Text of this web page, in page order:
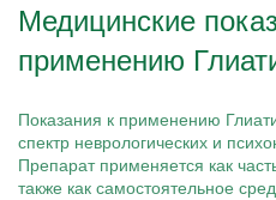
Медицинские
применению
Показания к применению
спектр неврологических и
Препарат применяется как
также как самостоятельное